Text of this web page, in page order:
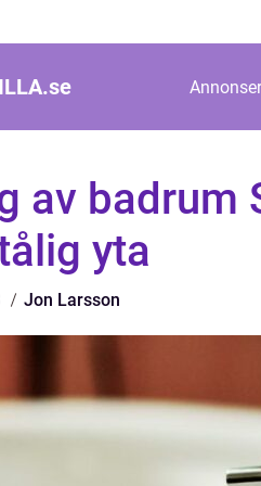
se
av badrum
yta
Jon Larsson